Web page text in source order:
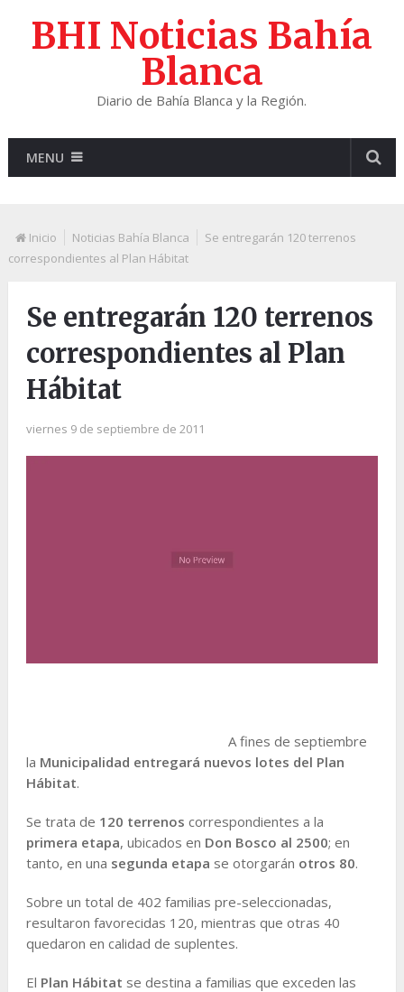
BHI Noticias Bahía
Blanca
Diario de Bahía Blanca y la Región.
MENU
Inicio Noticias Bahía Blanca
Se entregarán 120 terrenos
correspondientes al Plan Hábitat
Se entregarán 120 terrenos
correspondientes al Plan
Hábitat
viernes 9 de septiembre de 2011
A fines de septiembre
la Municipalidad entregará nuevos lotes del Plan
Hábitat.
Se trata de 120 terrenos correspondientes a la
primera etapa, ubicados en Don Bosco al 2500; en
tanto, en una segunda etapa se otorgarán otros 80.
Sobre un total de 402 familias pre-seleccionadas,
resultaron favorecidas 120, mientras que otras 40
quedaron en calidad de suplentes.
El Plan Hábitat se destina a familias que exceden las